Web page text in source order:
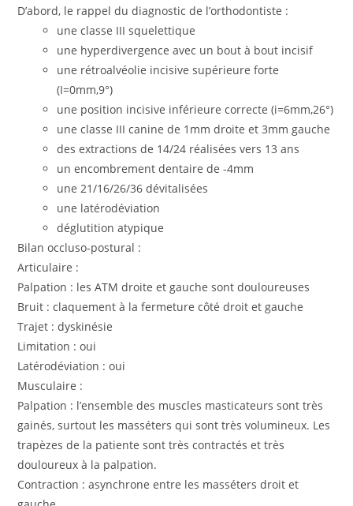
D’abord, le rappel du diagnostic de l’orthodontiste :
une classe III squelettique
une hyperdivergence avec un bout à bout incisif
une rétroalvéolie incisive supérieure forte
(I=0mm,9°)
une position incisive inférieure correcte (i=6mm,26°)
une classe III canine de 1mm droite et 3mm gauche
des extractions de 14/24 réalisées vers 13 ans
un encombrement dentaire de -4mm
une 21/16/26/36 dévitalisées
une latérodéviation
déglutition atypique
Bilan occluso-postural :
Articulaire :
Palpation : les ATM droite et gauche sont douloureuses
Bruit : claquement à la fermeture côté droit et gauche
Trajet : dyskinésie
Limitation : oui
Latérodéviation : oui
Musculaire :
Palpation : l’ensemble des muscles masticateurs sont très
gainés, surtout les masséters qui sont très volumineux. Les
trapèzes de la patiente sont très contractés et très
douloureux à la palpation.
Contraction : asynchrone entre les masséters droit et